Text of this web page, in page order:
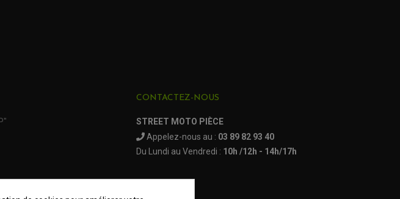
CONTACTEZ-NOUS
STREET MOTO PIÈCE
Appelez-nous au : 03 89 82 93 40
Du Lundi au Vendredi : 10h /12h - 14h/17h